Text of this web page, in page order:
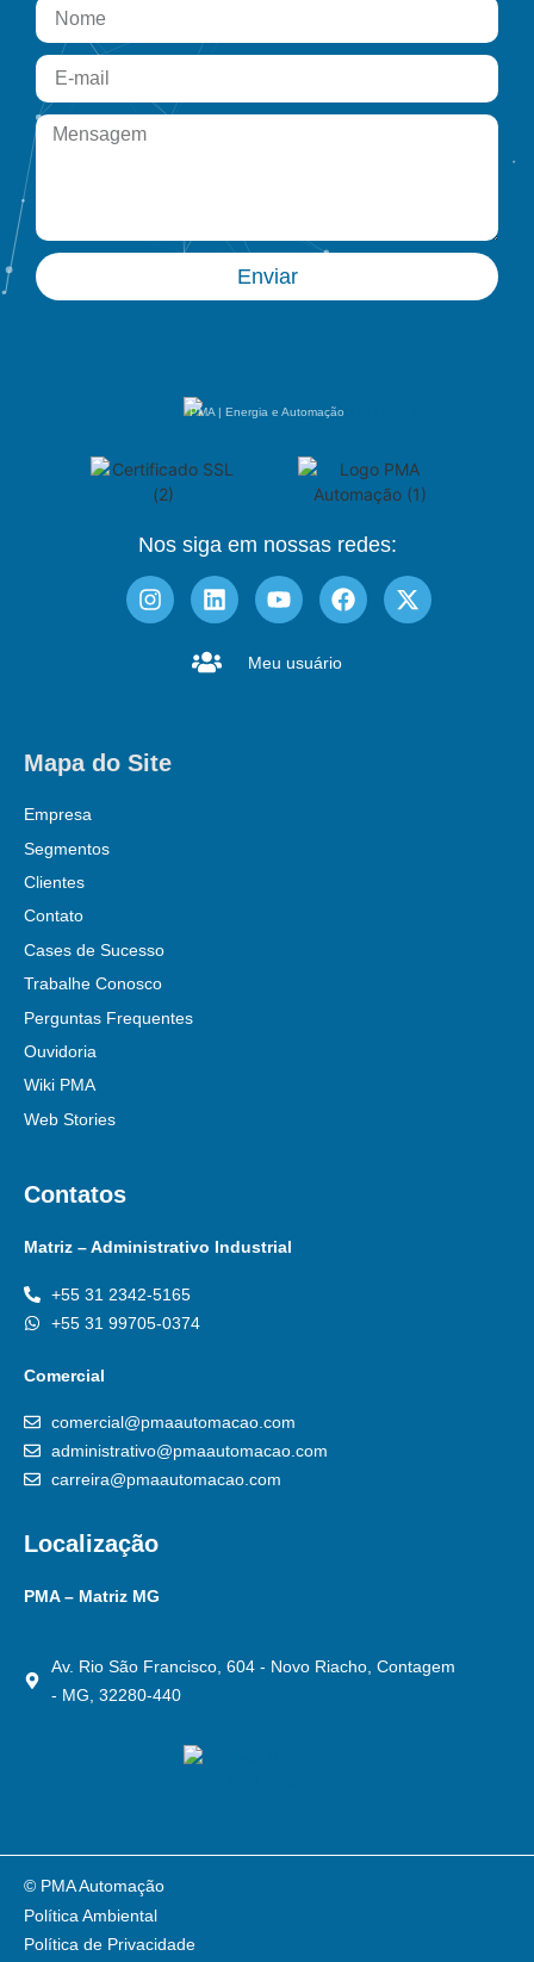
Enviar
PMA | Energia e Automação
Nos siga em nossas redes:
Meu usuário
Mapa do Site
Empresa
Segmentos
Clientes
Contato
Cases de Sucesso
Trabalhe Conosco
Perguntas Frequentes
Ouvidoria
Wiki PMA
Web Stories
Contatos
Matriz – Administrativo Industrial
+55 31 2342-5165
+55 31 99705-0374
Comercial
comercial@pmaautomacao.com
administrativo@pmaautomacao.com
carreira@pmaautomacao.com
Localização
PMA – Matriz MG
Av. Rio São Francisco, 604 - Novo Riacho, Contagem
- MG, 32280-440
Política Ambiental
Política de Privacidade
© PMA Automação